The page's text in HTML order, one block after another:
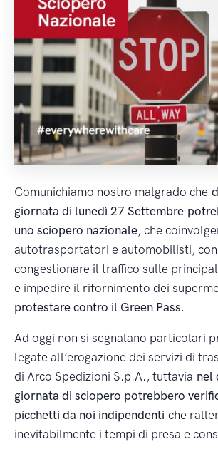
Comunichiamo nostro malgrado che
giornata di lunedì 27 Settembre
uno sciopero nazionale, che
autotrasportatori e automobilisti, con
congestionare il traffico sulle
e impedire il rifornimento dei
protestare contro il Green Pass.
Ad oggi non si segnalano particolari
legate all’erogazione dei servizi di
di Arco Spedizioni S.p.A., tuttavia nel
giornata di sciopero potrebbero
picchetti da noi indipendenti che
inevitabilmente i tempi di presa e